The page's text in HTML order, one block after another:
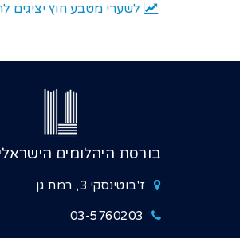
לשערי מטבע חוץ יציגים
בורסת היהלומים
ז'בוטינסקי 3, רמת גן
03-5760203